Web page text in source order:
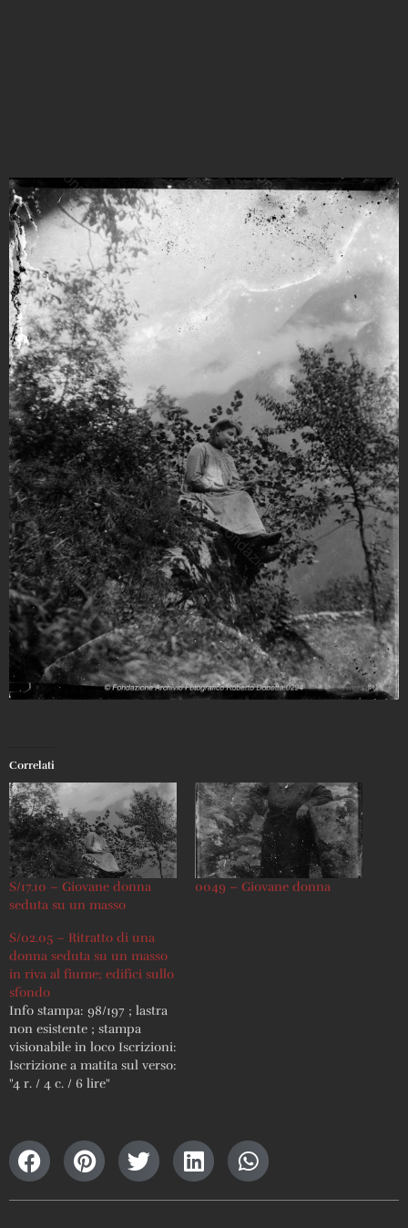
Correlati
S/17.10 – Giovane donna
seduta su un masso
0049 – Giovane donna
S/02.05 – Ritratto di una
donna seduta su un masso
in riva al fiume; edifici sullo
sfondo
Info stampa: 98/197 ; lastra
non esistente ; stampa
visionabile in loco Iscrizioni:
Iscrizione a matita sul verso:
"4 r. / 4 c. / 6 lire"